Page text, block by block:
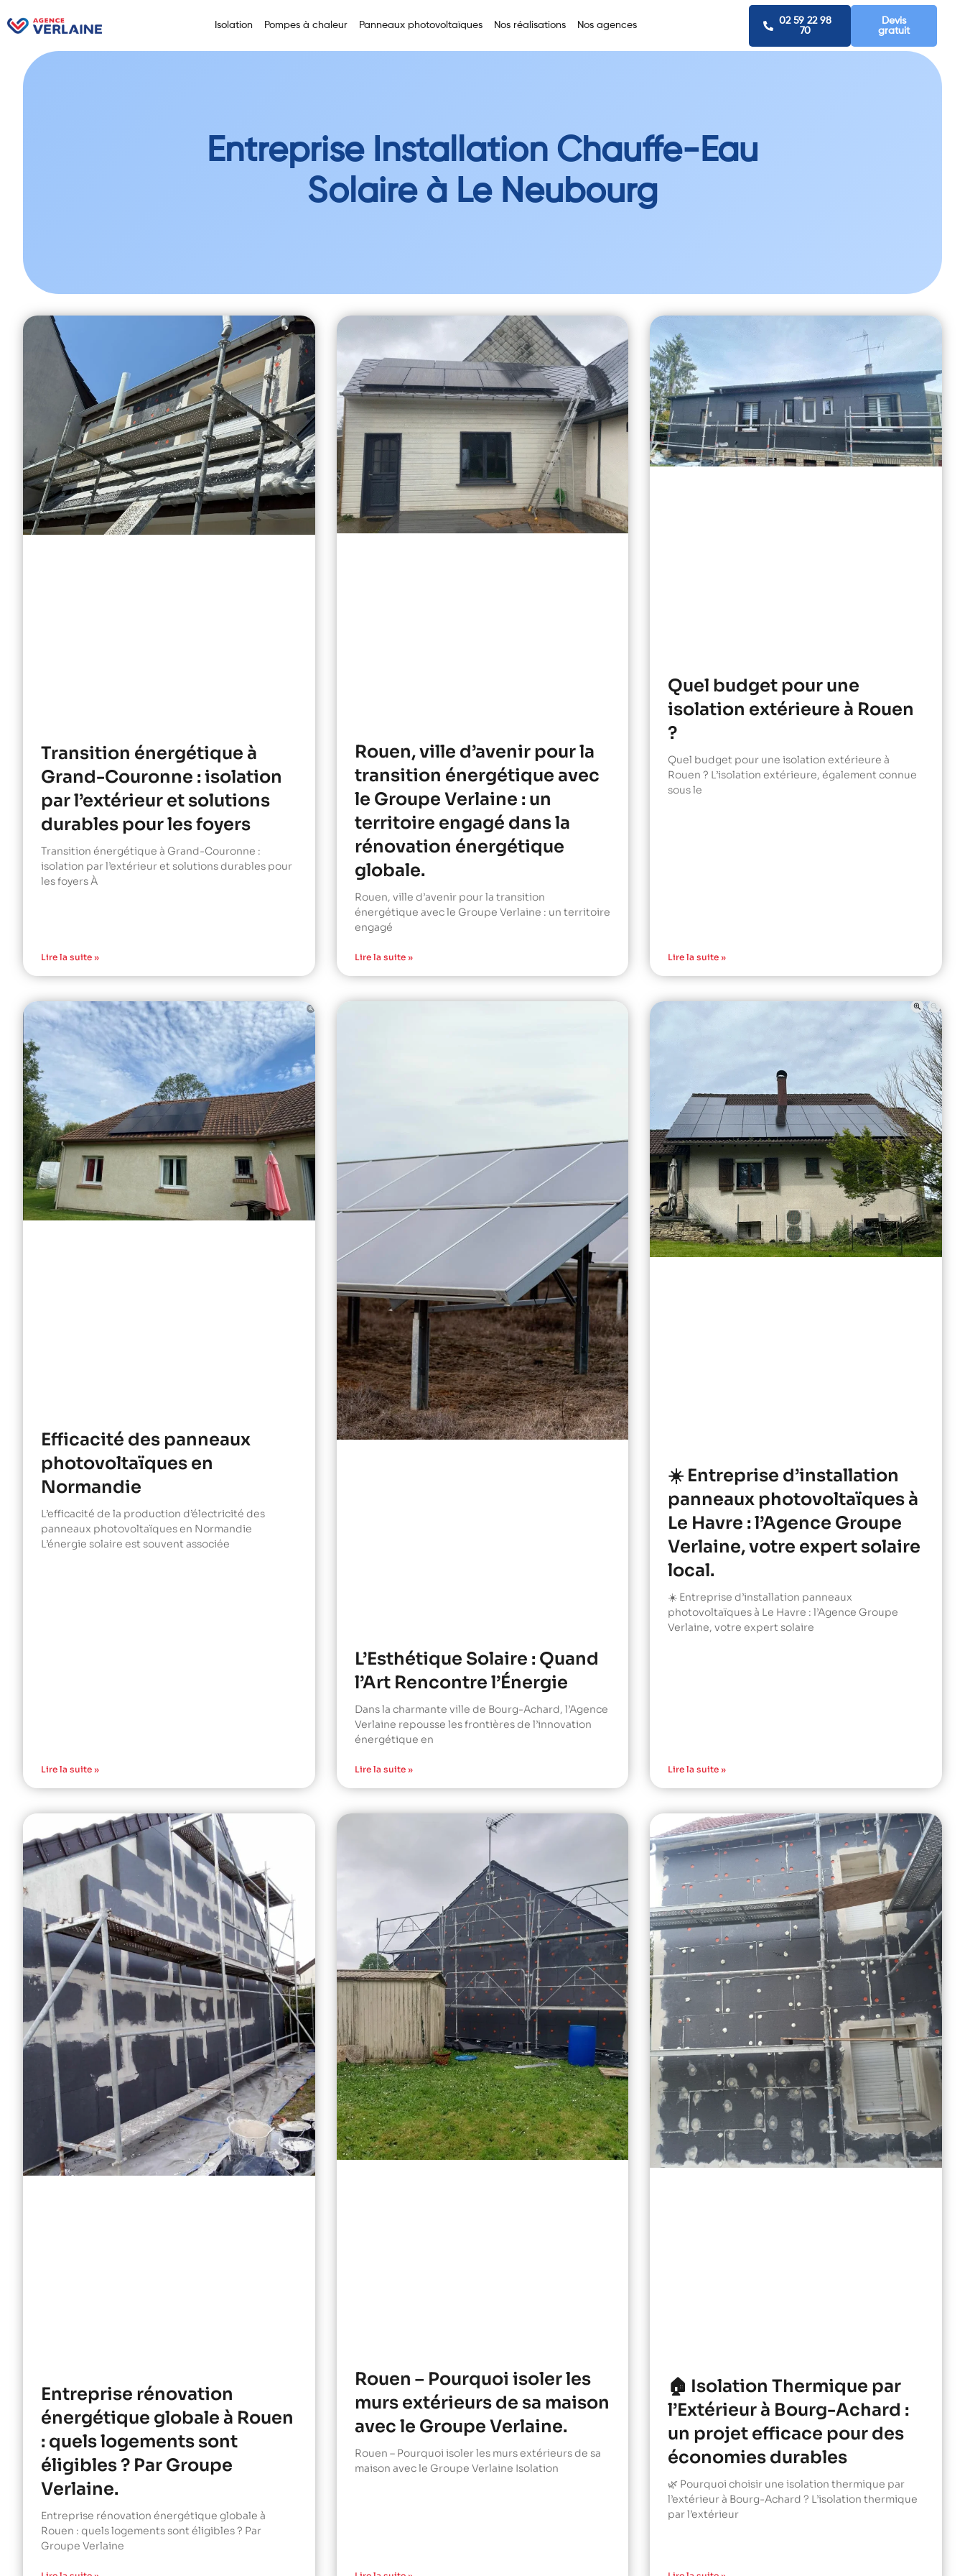
Isolation Pompes à chaleur Panneaux photovoltaïques Nos réalisations Nos agences
02 59 22 98
70
Devis
gratuit
Entreprise Installation Chauffe-Eau
Solaire à Le Neubourg
Transition énergétique à
Grand-Couronne : isolation
par l’extérieur et solutions
durables pour les foyers
Transition énergétique à Grand-Couronne :
isolation par l’extérieur et solutions durables pour
les foyers À
Lire la suite »
Rouen, ville d’avenir pour la
transition énergétique avec
le Groupe Verlaine : un
territoire engagé dans la
rénovation énergétique
globale.
Rouen, ville d’avenir pour la transition
énergétique avec le Groupe Verlaine : un territoire
engagé
Lire la suite »
Quel budget pour une
isolation extérieure à Rouen
?
Quel budget pour une isolation extérieure à
Rouen ? L’isolation extérieure, également connue
sous le
Lire la suite »
Efficacité des panneaux
photovoltaïques en
Normandie
L’efficacité de la production d’électricité des
panneaux photovoltaïques en Normandie
L’énergie solaire est souvent associée
Lire la suite »
L’Esthétique Solaire : Quand
l’Art Rencontre l’Énergie
Dans la charmante ville de Bourg-Achard, l’Agence
Verlaine repousse les frontières de l’innovation
énergétique en
Lire la suite »
☀️ Entreprise d’installation
panneaux photovoltaïques à
Le Havre : l’Agence Groupe
Verlaine, votre expert solaire
local.
☀️ Entreprise d’installation panneaux
photovoltaïques à Le Havre : l’Agence Groupe
Verlaine, votre expert solaire
Lire la suite »
Entreprise rénovation
énergétique globale à Rouen
: quels logements sont
éligibles ? Par Groupe
Verlaine.
Entreprise rénovation énergétique globale à
Rouen : quels logements sont éligibles ? Par
Groupe Verlaine
Rouen – Pourquoi isoler les
murs extérieurs de sa maison
avec le Groupe Verlaine.
Rouen – Pourquoi isoler les murs extérieurs de sa
maison avec le Groupe Verlaine Isolation
🏠 Isolation Thermique par
l’Extérieur à Bourg-Achard :
un projet efficace pour des
économies durables
🌿 Pourquoi choisir une isolation thermique par
l’extérieur à Bourg-Achard ? L’isolation thermique
par l’extérieur